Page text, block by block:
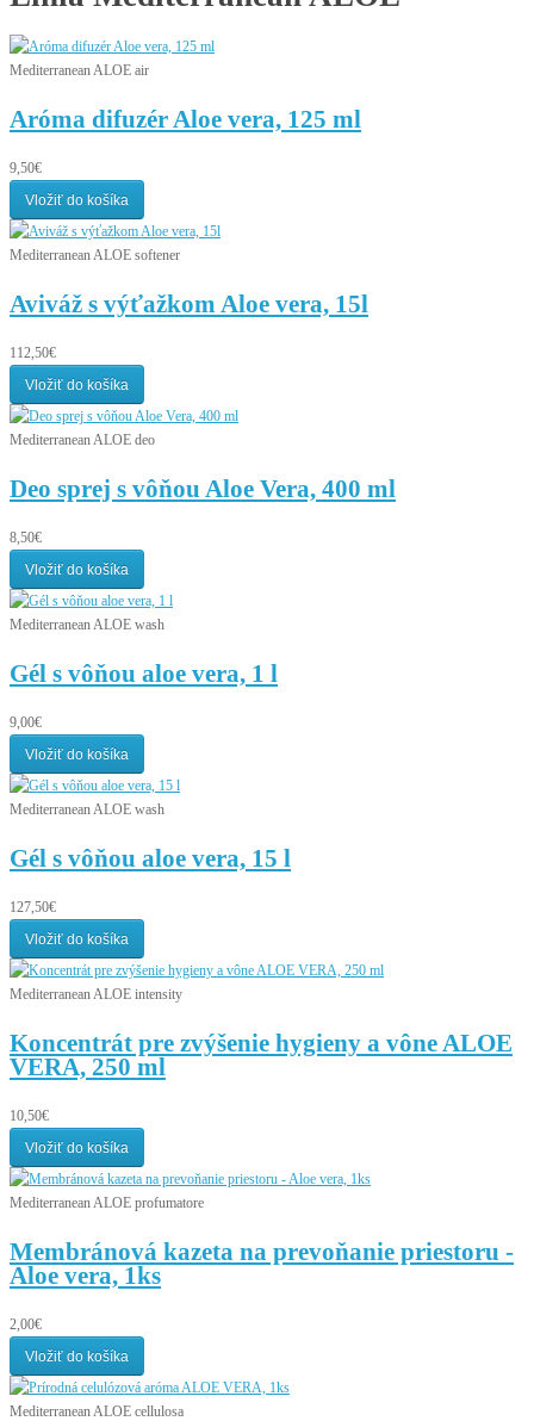
Mediterranean ALOE air
Aróma difuzér Aloe vera, 125 ml
9,50€
Vložiť do košíka
Mediterranean ALOE softener
Aviváž s výťažkom Aloe vera, 15l
112,50€
Vložiť do košíka
Mediterranean ALOE deo
Deo sprej s vôňou Aloe Vera, 400 ml
8,50€
Vložiť do košíka
Mediterranean ALOE wash
Gél s vôňou aloe vera, 1 l
9,00€
Vložiť do košíka
Mediterranean ALOE wash
Gél s vôňou aloe vera, 15 l
127,50€
Vložiť do košíka
Mediterranean ALOE intensity
Koncentrát pre zvýšenie hygieny a vône ALOE
VERA, 250 ml
10,50€
Vložiť do košíka
Mediterranean ALOE profumatore
Membránová kazeta na prevoňanie priestoru -
Aloe vera, 1ks
2,00€
Vložiť do košíka
Mediterranean ALOE cellulosa